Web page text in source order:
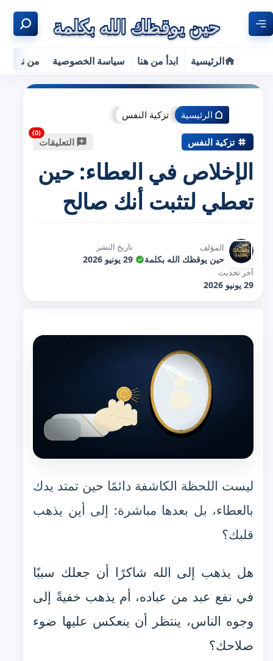
الرئيسية ابدأ من هنا سياسة الخصوصية من نحن
الرئيسية تزكية النفس
تزكية النفس التعليقات
الإخلاص في العطاء: حين
تعطي لتثبت أنك صالح
المؤلف
حين يوقظك الله بكلمة
تاريخ النشر
29 يونيو 2026
آخر تحديث
29 يونيو 2026
ليست اللحظة الكاشفة دائمًا حين تمتد يدك
بالعطاء، بل بعدها مباشرة: إلى أين يذهب
قلبك؟
هل يذهب إلى الله شاكرًا أن جعلك سببًا
في نفع عبد من عباده، أم يذهب خفيةً إلى
وجوه الناس، ينتظر أن ينعكس عليها ضوء
صلاحك؟